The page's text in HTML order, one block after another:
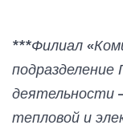
***Филиал
подразделение
деятельности
тепловой и